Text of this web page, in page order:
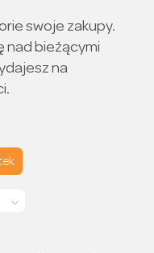
swoje zakupy.
nad bieżącymi
na